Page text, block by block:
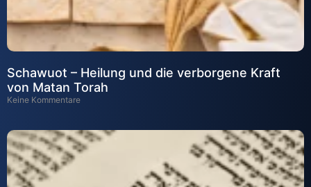
Schawuot – Heilung und die verborgene Kraft
von Matan Torah
Keine Kommentare